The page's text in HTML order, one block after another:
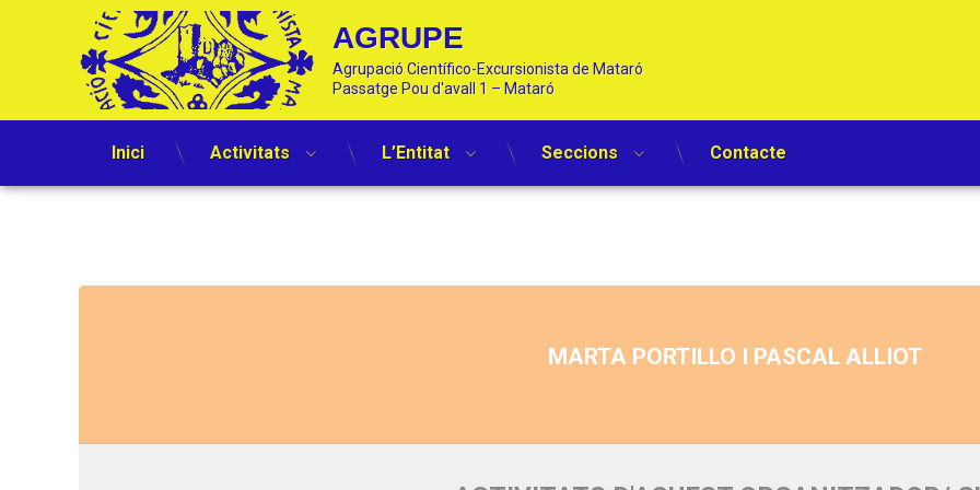
AGRUPE
Agrupació Científico-Excursionista de Mataró
Passatge Pou d'avall 1 – Mataró
Inici Activitats L’Entitat Seccions Contacte
MARTA PORTILLO I PASCAL ALLIOT